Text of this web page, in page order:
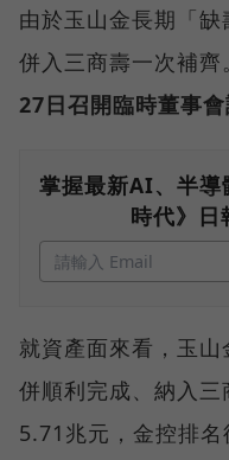
由於玉山金長期「
併入三商壽一次補齊
27日召開臨時董事會
掌握最新AI、半導
時代》日
就資產面來看，玉
併順利完成、納入
5.71兆元，金控排名